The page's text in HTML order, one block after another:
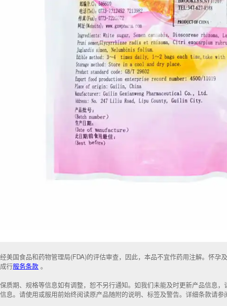
美国食品和药物管理局(FDA)的评估审查，因此，本品不宜作药用注解。怀
行服务条款 。
质期、规格等信息如有调整，恕不另行通知。如我们未能及时更新产品信息，
息。请使用或服用前始终阅读原产品随附的说明、标签及警告。详细条款请